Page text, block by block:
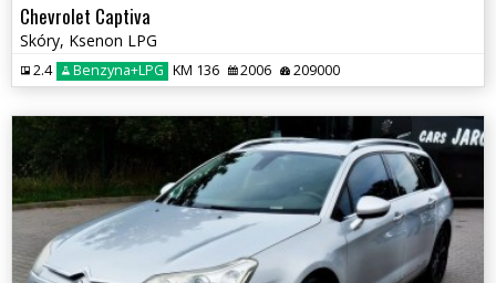
Chevrolet Captiva
Skóry, Ksenon LPG
2.4 Benzyna+LPG KM 136 2006 209000